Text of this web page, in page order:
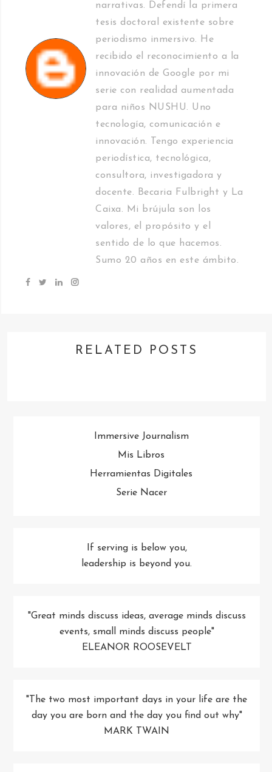
narrativas. Defendí la primera
tesis doctoral existente sobre
periodismo inmersivo. He
recibido el reconocimiento a la
innovación de Google por mi
serie con realidad aumentada
para niños NUSHU. Uno
tecnología, comunicación e
innovación. Tengo experiencia
periodística, tecnológica,
consultora, investigadora y
docente. Becaria Fulbright y La
Caixa. Mi brújula son los
valores, el propósito y el
sentido de lo que hacemos.
Sumo 20 años en este ámbito.
RELATED POSTS
Immersive Journalism
Mis Libros
Herramientas Digitales
Serie Nacer
If serving is below you,
leadership is beyond you.
"Great minds discuss ideas, average minds discuss
events, small minds discuss people"
ELEANOR ROOSEVELT
"The two most important days in your life are the
day you are born and the day you find out why"
MARK TWAIN